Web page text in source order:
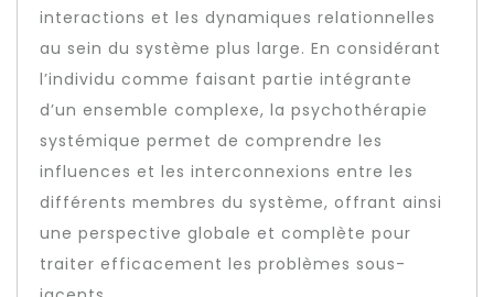
interactions et les dynamiques relationnelles
au sein du système plus large. En considérant
l’individu comme faisant partie intégrante
d’un ensemble complexe, la psychothérapie
systémique permet de comprendre les
influences et les interconnexions entre les
différents membres du système, offrant ainsi
une perspective globale et complète pour
traiter efficacement les problèmes sous-